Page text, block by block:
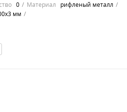
0 Материал
рифленый металл
мм